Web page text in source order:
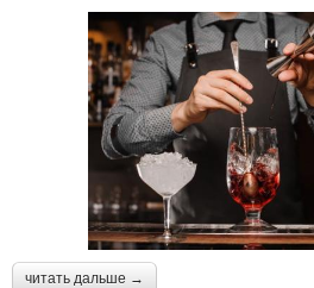
читать дальше →